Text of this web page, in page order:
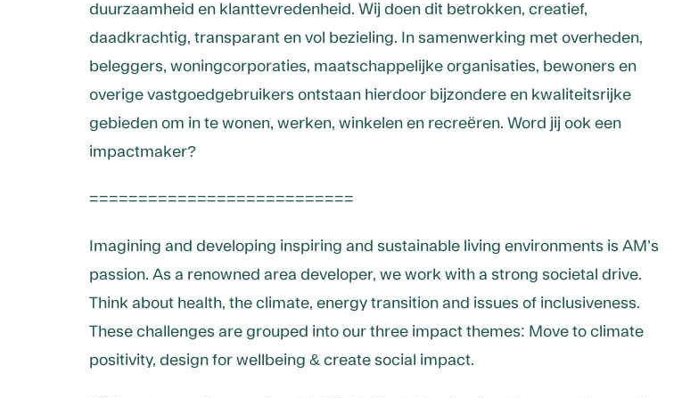
duurzaamheid en klanttevredenheid. Wij doen dit betrokken, creatief,
daadkrachtig, transparant en vol bezieling. In samenwerking met overheden,
beleggers, woningcorporaties, maatschappelijke organisaties, bewoners en
overige vastgoedgebruikers ontstaan hierdoor bijzondere en kwaliteitsrijke
gebieden om in te wonen, werken, winkelen en recreëren. Word jij ook een
impactmaker?
===========================
Imagining and developing inspiring and sustainable living environments is AM’s
passion. As a renowned area developer, we work with a strong societal drive.
Think about health, the climate, energy transition and issues of inclusiveness.
These challenges are grouped into our three impact themes: Move to climate
positivity, design for wellbeing & create social impact.